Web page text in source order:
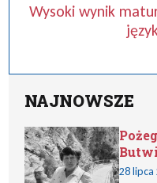
Wysoki wynik
NAJNOWSZE
28 lipca